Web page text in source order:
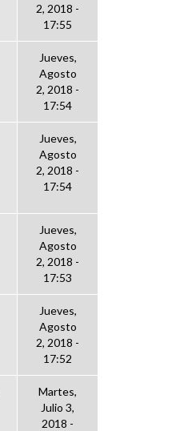
2, 2018 -
17:55
Jueves,
Agosto
2, 2018 -
17:54
Jueves,
Agosto
2, 2018 -
17:54
Jueves,
Agosto
2, 2018 -
17:53
Jueves,
Agosto
2, 2018 -
17:52
Martes,
Julio 3,
2018 -